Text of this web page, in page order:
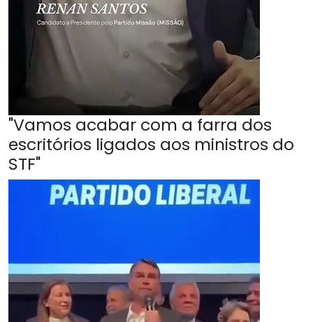
"Vamos acabar com a farra dos
escritórios ligados aos ministros do
STF"